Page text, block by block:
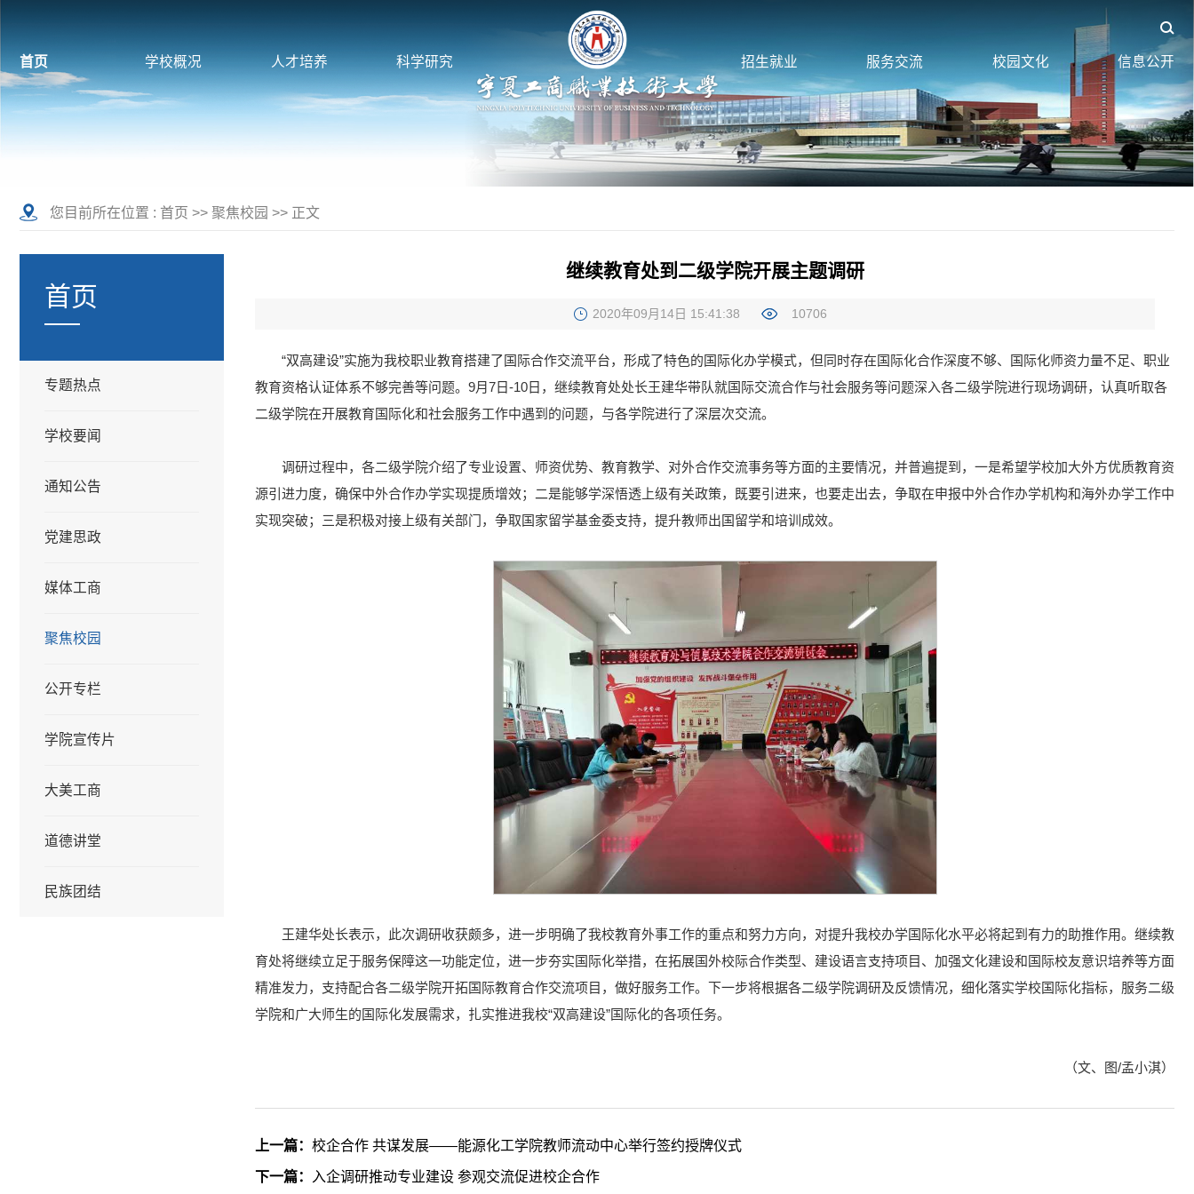
首页 学校概况 人才培养 科学研究 招生就业 服务交流 校园文化 信息公开
您目前所在位置 : 首页 >> 聚焦校园 >> 正文
首页
专题热点
学校要闻
通知公告
党建思政
媒体工商
聚焦校园
公开专栏
学院宣传片
大美工商
道德讲堂
民族团结
继续教育处到二级学院开展主题调研
2020年09月14日 15:41:38 10706
“双高建设”实施为我校职业教育搭建了国际合作交流平台，形成了特色的国际化办学模式，但同时存在国际化合作深度不够、国际化师资力量不足、职业
教育资格认证体系不够完善等问题。9月7日-10日，继续教育处处长王建华带队就国际交流合作与社会服务等问题深入各二级学院进行现场调研，认真听取各
二级学院在开展教育国际化和社会服务工作中遇到的问题，与各学院进行了深层次交流。
调研过程中，各二级学院介绍了专业设置、师资优势、教育教学、对外合作交流事务等方面的主要情况，并普遍提到，一是希望学校加大外方优质教育资
源引进力度，确保中外合作办学实现提质增效；二是能够学深悟透上级有关政策，既要引进来，也要走出去，争取在申报中外合作办学机构和海外办学工作中
实现突破；三是积极对接上级有关部门，争取国家留学基金委支持，提升教师出国留学和培训成效。
王建华处长表示，此次调研收获颇多，进一步明确了我校教育外事工作的重点和努力方向，对提升我校办学国际化水平必将起到有力的助推作用。继续教
育处将继续立足于服务保障这一功能定位，进一步夯实国际化举措，在拓展国外校际合作类型、建设语言支持项目、加强文化建设和国际校友意识培养等方面
精准发力，支持配合各二级学院开拓国际教育合作交流项目，做好服务工作。下一步将根据各二级学院调研及反馈情况，细化落实学校国际化指标，服务二级
学院和广大师生的国际化发展需求，扎实推进我校“双高建设”国际化的各项任务。
（文、图/孟小淇）
上一篇： 校企合作 共谋发展——能源化工学院教师流动中心举行签约授牌仪式
下一篇： 入企调研推动专业建设 参观交流促进校企合作